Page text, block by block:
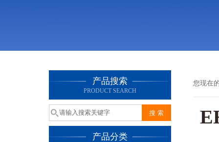
产品搜索
PRODUCT SEARCH
产品分类
您现在